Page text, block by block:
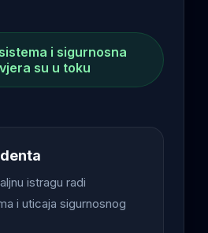
i sigurnosna
su u toku
istragu radi
i uticaja sigurnosnog